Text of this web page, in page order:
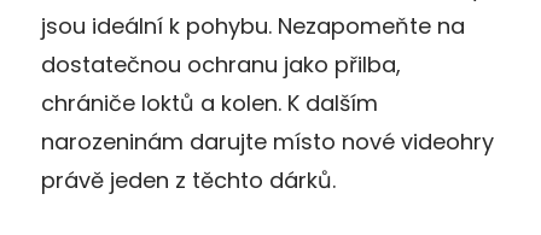
jsou ideální k pohybu. Nezapomeňte na
dostatečnou ochranu jako přilba,
chrániče loktů a kolen. K dalším
narozeninám darujte místo nové videohry
právě jeden z těchto dárků.